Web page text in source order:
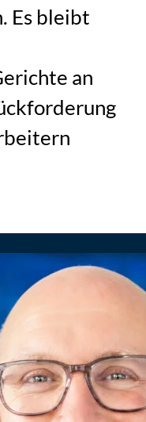
Es bleibt
an